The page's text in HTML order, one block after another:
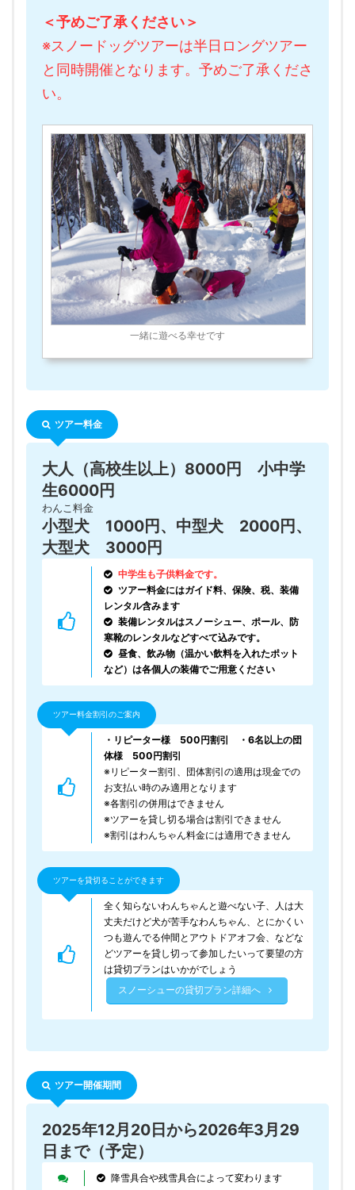
＜予めご了承ください＞
※スノードッグツアーは半日ロングツアー
と同時開催となります。予めご了承くださ
い。
一緒に遊べる幸せです
ツアー料金
大人（高校生以上）8000円 小中学
生6000円
わんこ料金
小型犬 1000円、中型犬 2000円、
大型犬 3000円
中学生も子供料金です。
ツアー料金にはガイド料、保険、税、装備
レンタル含みます
装備レンタルはスノーシュー、ポール、防
寒靴のレンタルなどすべて込みです。
昼食、飲み物（温かい飲料を入れたポット
など）は各個人の装備でご用意ください
ツアー料金割引のご案内
・リピーター様 500円割引 ・6名以上の団
体様 500円割引
※リピーター割引、団体割引の適用は現金での
お支払い時のみ適用となります
※各割引の併用はできません
※ツアーを貸し切る場合は割引できません
※割引はわんちゃん料金には適用できません
ツアーを貸切ることができます
全く知らないわんちゃんと遊べない子、人は大
丈夫だけど犬が苦手なわんちゃん、とにかくい
つも遊んでる仲間とアウトドアオフ会、などな
どツアーを貸し切って参加したいって要望の方
は貸切プランはいかがでしょう
スノーシューの貸切プラン詳細へ
ツアー開催期間
2025年12月20日から2026年3月29
日まで（予定）
降雪具合や残雪具合によって変わります